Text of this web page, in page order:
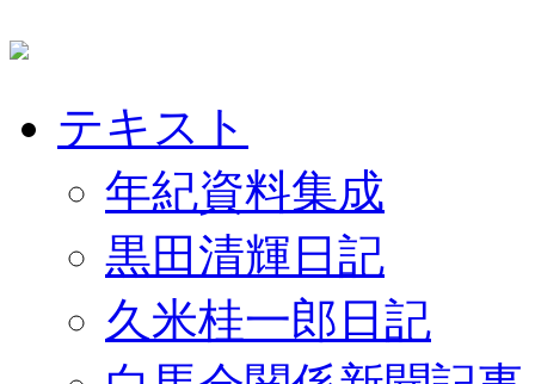
テキスト
年紀資料集成
黒田清輝日記
久米桂一郎日記